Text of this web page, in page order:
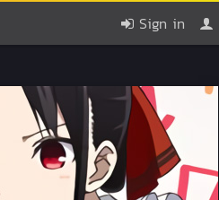
Sign in